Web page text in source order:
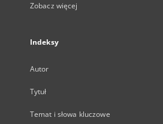
Zobacz więcej
Indeksy
Autor
Tytuł
Temat i słowa kluczowe